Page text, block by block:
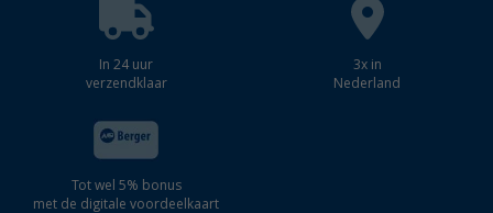
In 24 uur
verzendklaar
3x in
Nederland
Tot wel 5% bonus
met de digitale voordeelkaart